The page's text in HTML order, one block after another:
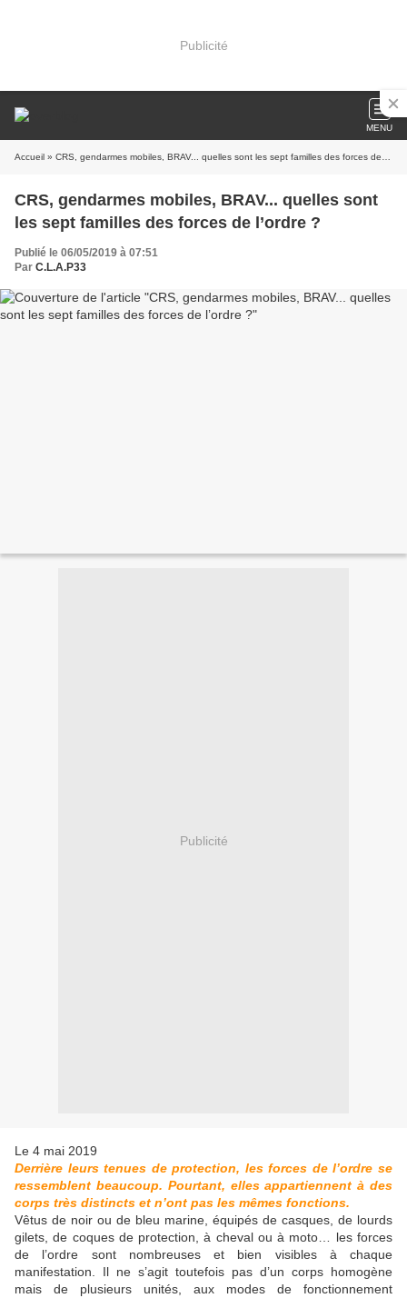
Publicité
MENU
Accueil » CRS, gendarmes mobiles, BRAV... quelles sont les sept familles des forces de l’ordre ?
CRS, gendarmes mobiles, BRAV... quelles sont
les sept familles des forces de l’ordre ?
Publié le 06/05/2019 à 07:51
Par C.L.A.P33
Publicité
Le 4 mai 2019
Derrière leurs tenues de protection, les forces de l’ordre se
ressemblent beaucoup. Pourtant, elles appartiennent à des
corps très distincts et n’ont pas les mêmes fonctions.
Vêtus de noir ou de bleu marine, équipés de casques, de lourds
gilets, de coques de protection, à cheval ou à moto… les forces
de l’ordre sont nombreuses et bien visibles à chaque
manifestation. Il ne s’agit toutefois pas d’un corps homogène
mais de plusieurs unités, aux modes de fonctionnement